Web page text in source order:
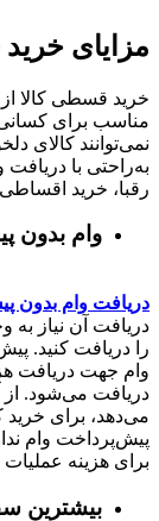
مزایای
خرید قسطی کالا
مناسب برای
نمی‌توانند کالای
به‌راحتی با دریافت
رقبا، خرید
وام بدون
دریافت وام بدون
دریافت آن نیاز به
را دریافت کنید.
وام جهت دریافت
دریافت می‌شود. از
می‌دهد، برای
پیش‌پرداخت وام
برای هزینه
بیشترین